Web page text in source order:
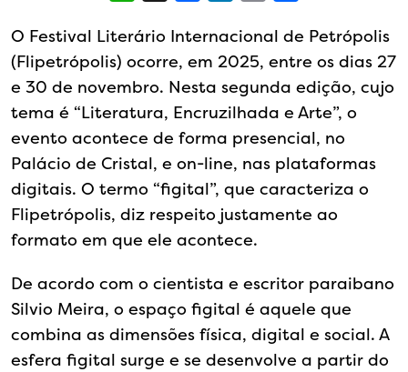
O Festival Literário Internacional de Petrópolis
(Flipetrópolis) ocorre, em 2025, entre os dias 27
e 30 de novembro. Nesta segunda edição, cujo
tema é “Literatura, Encruzilhada e Arte”, o
evento acontece de forma presencial, no
Palácio de Cristal, e on-line, nas plataformas
digitais. O termo “figital”, que caracteriza o
Flipetrópolis, diz respeito justamente ao
formato em que ele acontece.
De acordo com o cientista e escritor paraibano
Silvio Meira, o espaço figital é aquele que
combina as dimensões física, digital e social. A
esfera figital surge e se desenvolve a partir do